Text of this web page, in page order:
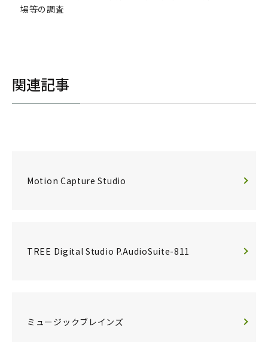
場等の調査
関連記事
Motion Capture Studio
TREE Digital Studio P.AudioSuite-811
ミュージックブレインズ